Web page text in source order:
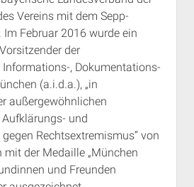
Vereins mit dem Sepp-
Im Februar 2016 wurde ein
der
, Dokumentations-
(a.i.d.a.), „in
außergewöhnlichen
und
Rechtsextremismus“ von
mit der Medaille „München
und Freunden